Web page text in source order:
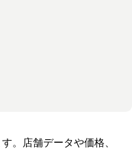
。店舗データや価格、